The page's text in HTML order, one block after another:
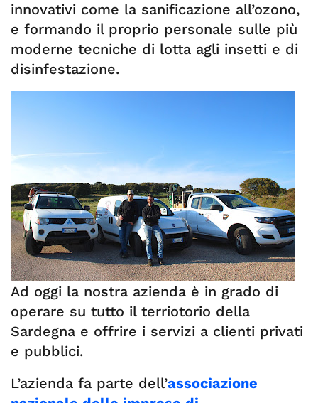
innovativi come la sanificazione all’ozono,
e formando il proprio personale sulle più
moderne tecniche di lotta agli insetti e di
disinfestazione.
Ad oggi la nostra azienda è in grado di
operare su tutto il terriotorio della
Sardegna e offrire i servizi a clienti privati
e pubblici.
L’azienda fa parte dell’associazione